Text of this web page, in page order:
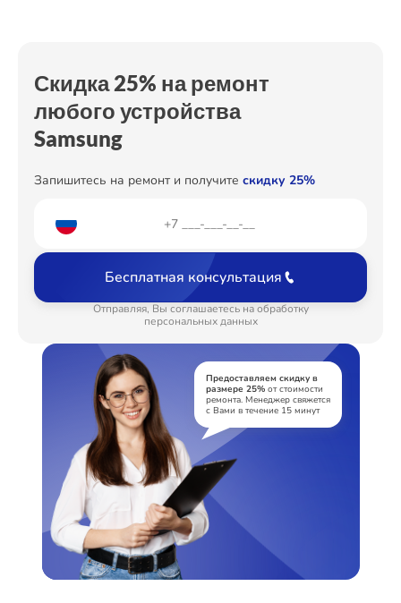
Устранение утечки хладагента
Скидка 25% на ремонт
любого устройства
Samsung
Запишитесь на ремонт и получите скидку 25%
Бесплатная консультация
Отправляя, Вы соглашаетесь на обработку
персональных данных
Предоставляем скидку в
размере 25%от стоимости
ремонта. Менеджер свяжется
с Вами в течение 15 минут